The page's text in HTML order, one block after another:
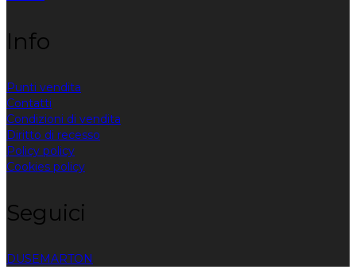
Info
Punti vendita
Contatti
Condizioni di vendita
Diritto di recesso
Policy policy
Cookies policy
Seguici
DUSEMARTON